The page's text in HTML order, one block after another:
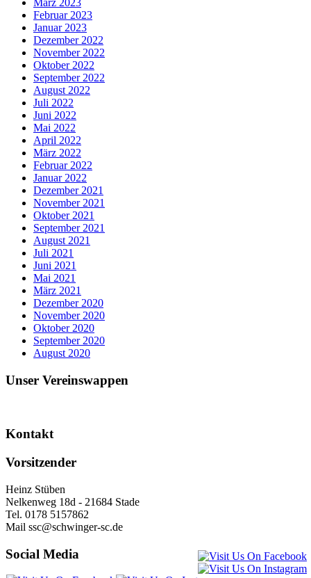
März 2023
Februar 2023
Januar 2023
Dezember 2022
November 2022
Oktober 2022
September 2022
August 2022
Juli 2022
Juni 2022
Mai 2022
April 2022
März 2022
Februar 2022
Januar 2022
Dezember 2021
November 2021
Oktober 2021
September 2021
August 2021
Juli 2021
Juni 2021
Mai 2021
März 2021
Dezember 2020
November 2020
Oktober 2020
September 2020
August 2020
Unser Vereinswappen
Kontakt
Vorsitzender
Heinz Stüben
Nelkenweg 18d - 21684 Stade
Tel. 0178 5157862
Mail ssc@schwinger-sc.de
Social Media